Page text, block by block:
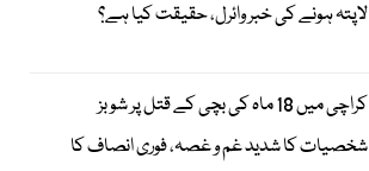
لاپتہ ہونے کی خبر وائرل، حقیقت کیا ہے؟
کراچی میں 18 ماہ کی بچی کے قتل پر شوبز
شخصیات کا شدید غم و غصہ، فوری انصاف کا